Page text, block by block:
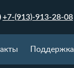
+7-(913)-913-28-08
Поддержка